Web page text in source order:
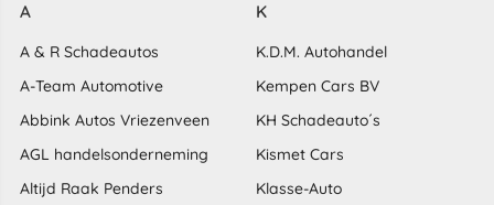
A
A & R Schadeautos
A-Team Automotive
Abbink Autos Vriezenveen
AGL handelsonderneming
Altijd Raak Penders
K
K.D.M. Autohandel
Kempen Cars BV
KH Schadeauto´s
Kismet Cars
Klasse-Auto